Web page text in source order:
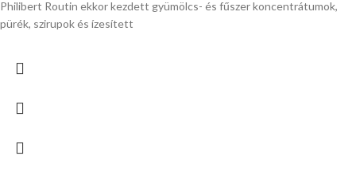
Philibert Routin ekkor kezdett gyümölcs- és fűszer koncentrátumok,
pürék, szirupok és ízesített